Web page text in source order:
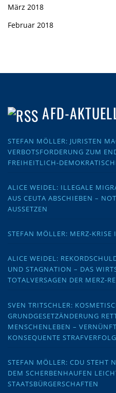
März 2018
Februar 2018
AFD-
STEFAN MÖLLER: JURISTEN
VERBOTSFORDERUNG ZUM
FREIHEITLICH-
ALICE WEIDEL: ILLEGALE
AUS CEUTA ABSCHIEBEN –
AUSSETZEN
STEFAN MÖLLER: MERZ-KRISE
ALICE WEIDEL:
UND STAGNATION – DAS
TOTALVERSAGEN DER MERZ-
SVEN TRITSCHLER:
GRUNDGESETZÄNDERUNG
MENSCHENLEBEN –
KONSEQUENTE
STEFAN MÖLLER: CDU STEHT
DEM SCHERBENHAUFEN
STAATSBÜRGERSCHAFTEN